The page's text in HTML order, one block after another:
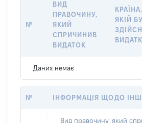
№
ВИД
ПРАВОЧИНУ,
ЯКИЙ
СПРИЧИНИВ
ВИДАТОК
ЯКІЙ
Даних немає
№ ІНФОРМАЦІЯ ЩОДО
Вид правочину, який